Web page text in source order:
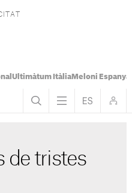
Ultimàtum ItàliaMeloni Espanya
de tristes